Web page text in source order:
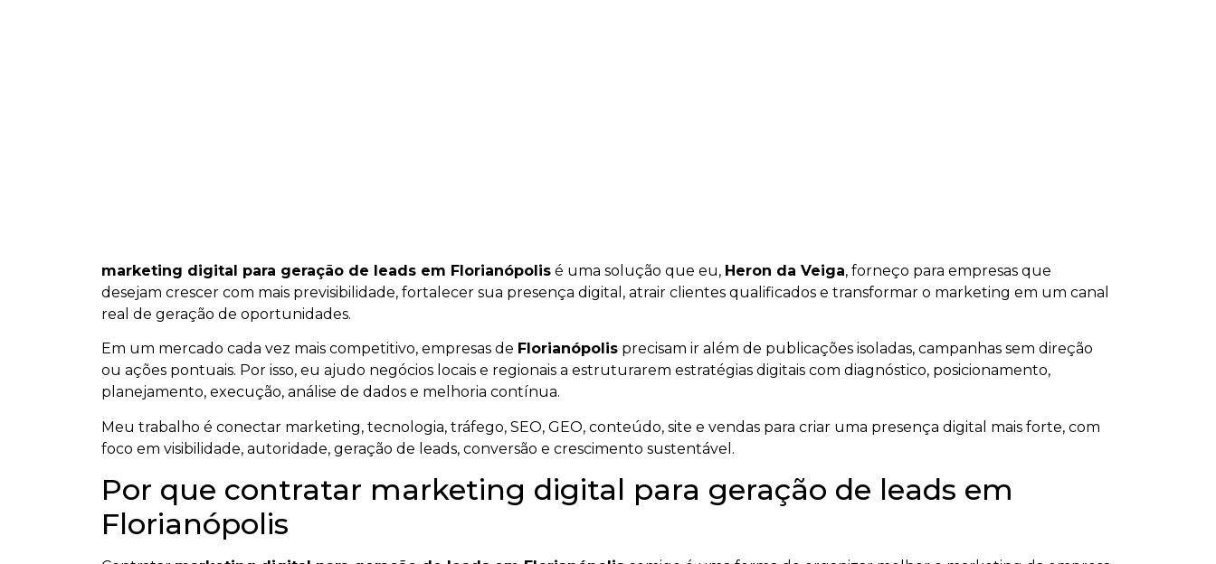
marketing digital para geração de leads em Florianópolis é uma solução que eu, Heron da Veiga, forneço para empresas que
desejam crescer com mais previsibilidade, fortalecer sua presença digital, atrair clientes qualificados e transformar o marketing em um canal
real de geração de oportunidades.
Em um mercado cada vez mais competitivo, empresas de Florianópolis precisam ir além de publicações isoladas, campanhas sem direção
ou ações pontuais. Por isso, eu ajudo negócios locais e regionais a estruturarem estratégias digitais com diagnóstico, posicionamento,
planejamento, execução, análise de dados e melhoria contínua.
Meu trabalho é conectar marketing, tecnologia, tráfego, SEO, GEO, conteúdo, site e vendas para criar uma presença digital mais forte, com
foco em visibilidade, autoridade, geração de leads, conversão e crescimento sustentável.
Por que contratar marketing digital para geração de leads em
Florianópolis